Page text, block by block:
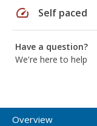
speed Self paced
Have a question?
We're here to help
Overview